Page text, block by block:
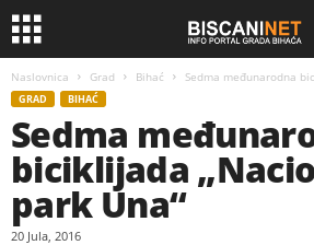
Naslovnica Grad Bihać Sedma međunarodna
GRAD BIHAĆ
Sedma
biciklijada
park Una“
20 Jula, 2016